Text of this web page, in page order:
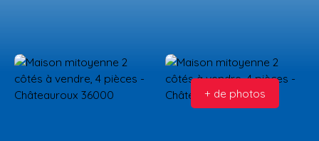
Estimation
+ de photos